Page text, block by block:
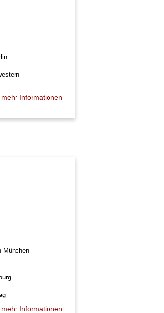
mehr Informationen
München
mehr Informationen